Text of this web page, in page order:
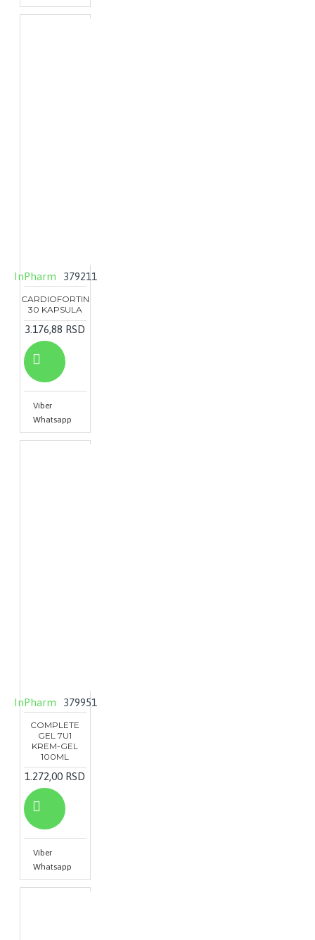
InPharm 379211
CARDIOFORTIN
30 KAPSULA
3.176,88 RSD
Viber
Whatsapp
InPharm 379951
COMPLETE
GEL 7U1
KREM-GEL
100ML
1.272,00 RSD
Viber
Whatsapp